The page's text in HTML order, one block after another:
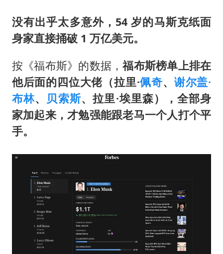
没有出乎太多意外，54 岁的马斯克纸面
身家直接捅破 1 万亿美元。
按《福布斯》的数据，福布斯榜单上排在
他后面的四位大佬（拉里·佩奇、 谢尔盖·
布林、 贝索斯、拉里·埃里森），全部身
家加起来，才勉强能跟老马一个人打个平
手。